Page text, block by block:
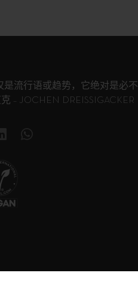
是流行语或趋势，它绝对是必不
– JOCHEN DREISSIGACKER